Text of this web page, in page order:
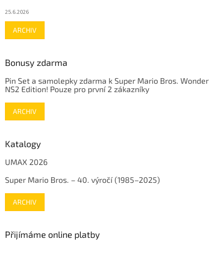
25.6.2026
ARCHIV
Bonusy zdarma
Pin Set a samolepky zdarma k Super Mario Bros. Wonder
NS2 Edition! Pouze pro první 2 zákazníky
ARCHIV
Katalogy
UMAX 2026
Super Mario Bros. – 40. výročí (1985–2025)
ARCHIV
Přijímáme online platby